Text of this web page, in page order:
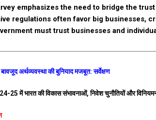
emphasizes the need to bridge the
regulations often favor big businesses,
must trust businesses and
अर्थव्यवस्था की बुनियाद मजबूत: सर्वेक्षण
25 में भारत की विकास संभावनाओं, निवेश चुनौतियों और